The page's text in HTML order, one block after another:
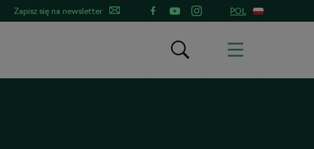
Zapisz się na newsletter POL